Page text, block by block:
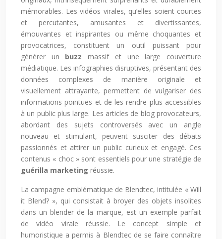
mémorables. Les vidéos virales, qu’elles soient courtes
et percutantes, amusantes et divertissantes,
émouvantes et inspirantes ou même choquantes et
provocatrices, constituent un outil puissant pour
générer un buzzmassif et une large couverture
médiatique. Les infographies disruptives, présentant des
données complexes de manière originale et
visuellement attrayante, permettent de vulgariser des
informations pointues et de les rendre plus accessibles
à un public plus large. Les articles de blog provocateurs,
abordant des sujets controversés avec un angle
nouveau et stimulant, peuvent susciter des débats
passionnés et attirer un public curieux et engagé. Ces
contenus « choc » sont essentiels pour une stratégie de
guérilla marketing réussie.
La campagne emblématique de Blendtec, intitulée « Will
it Blend? », qui consistait à broyer des objets insolites
dans un blender de la marque, est un exemple parfait
de vidéo virale réussie. Le concept simple et
humoristique a permis à Blendtec de se faire connaître